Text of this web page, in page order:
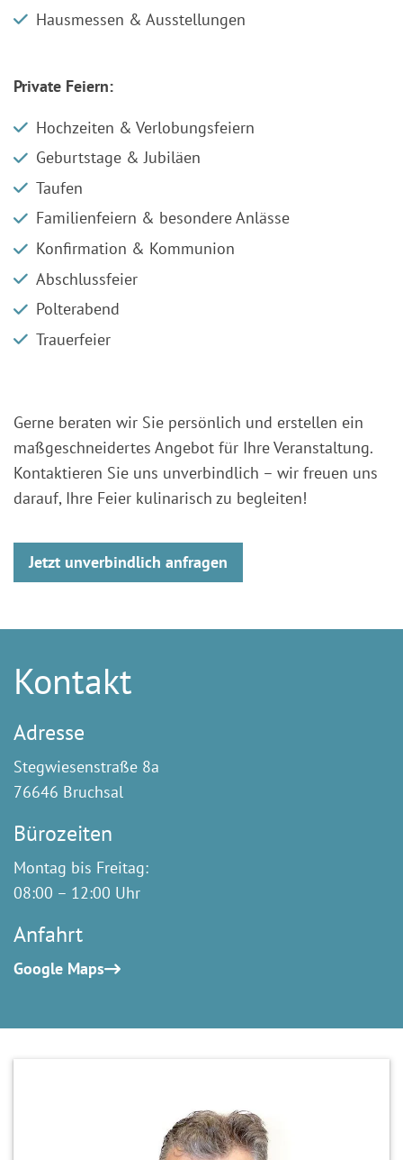
Hausmessen & Ausstellungen
Private Feiern:
Hochzeiten & Verlobungsfeiern
Geburtstage & Jubiläen
Taufen
Familienfeiern & besondere Anlässe
Konfirmation & Kommunion
Abschlussfeier
Polterabend
Trauerfeier
Gerne beraten wir Sie persönlich und erstellen ein
maßgeschneidertes Angebot für Ihre Veranstaltung.
Kontaktieren Sie uns unverbindlich – wir freuen uns
darauf, Ihre Feier kulinarisch zu begleiten!
Jetzt unverbindlich anfragen
Kontakt
Adresse
Stegwiesenstraße 8a
76646 Bruchsal
Bürozeiten
Montag bis Freitag:
08:00 – 12:00 Uhr
Anfahrt
Google Maps